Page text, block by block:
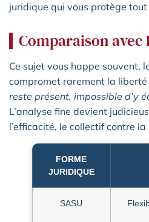
juridique qui vous protège
Comparaison avec
Ce sujet vous happe souvent,
compromet rarement la
reste présent, impossible d’y
L’analyse fine devient
l’efficacité, le collectif contre
FORME
JURIDIQUE
SASU